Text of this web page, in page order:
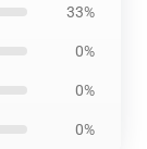
33%
0%
0%
0%